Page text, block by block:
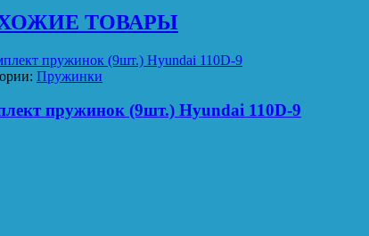
ТОВАРЫ
Пружинки
пружинок (9шт.) Hyundai 110D-9